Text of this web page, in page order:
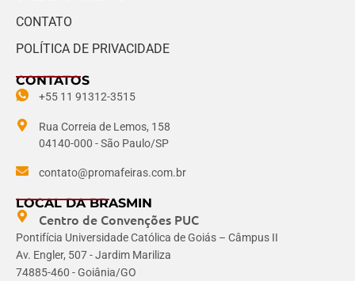
CONTATO
POLÍTICA DE PRIVACIDADE
+55 11 91312-3515
Rua Correia de Lemos, 158
04140-000 - São Paulo/SP
contato@promafeiras.com.br
CONTATOS
LOCAL DA BRASMIN
Centro de Convenções PUC
Pontifícia Universidade Católica de Goiás – Câmpus II
Av. Engler, 507 - Jardim Mariliza
74885-460 - Goiânia/GO